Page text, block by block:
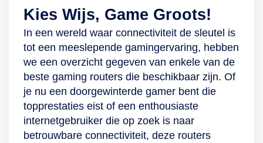
Kies Wijs, Game Groots!
In een wereld waar connectiviteit de sleutel is
tot een meeslepende gamingervaring, hebben
we een overzicht gegeven van enkele van de
beste gaming routers die beschikbaar zijn. Of
je nu een doorgewinterde gamer bent die
topprestaties eist of een enthousiaste
internetgebruiker die op zoek is naar
betrouwbare connectiviteit, deze routers